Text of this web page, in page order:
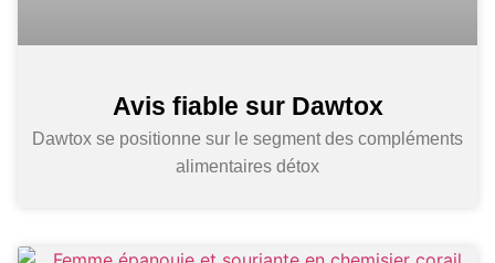
Avis fiable sur Dawtox
Dawtox se positionne sur le segment des compléments
alimentaires détox